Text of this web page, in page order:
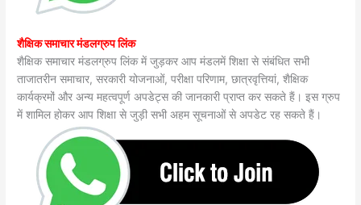
शैक्षिक समाचार मंडलग्रुप लिंक
शैक्षिक समाचार मंडलग्रुप लिंक में जुड़कर आप मंडलमें शिक्षा से संबंधित सभी
ताजातरीन समाचार, सरकारी योजनाओं, परीक्षा परिणाम, छात्रवृत्तियां, शैक्षिक
कार्यक्रमों और अन्य महत्वपूर्ण अपडेट्स की जानकारी प्राप्त कर सकते हैं। इस ग्रुप
में शामिल होकर आप शिक्षा से जुड़ी सभी अहम सूचनाओं से अपडेट रह सकते हैं।